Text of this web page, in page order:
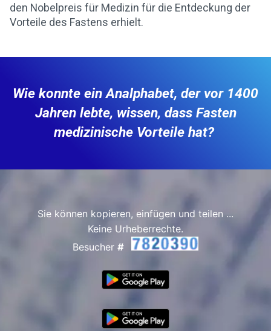
den Nobelpreis für Medizin für die Entdeckung der
Vorteile des Fastens erhielt.
Wie konnte ein Analphabet, der vor 1400
Jahren lebte, wissen, dass Fasten
medizinische Vorteile hat?
Sie können kopieren, einfügen und teilen ...
Keine Urheberrechte.
Besucher #